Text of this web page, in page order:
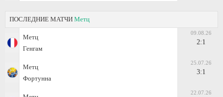
ПОСЛЕДНИЕ МАТЧИ Метц
Метц
Генгам
09.08.26
2:1
Метц
Фортунна
25.07.26
3:1
22.07.26